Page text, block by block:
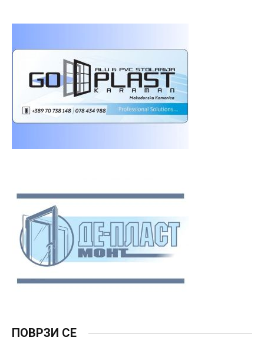
ПОВРЗИ СЕ